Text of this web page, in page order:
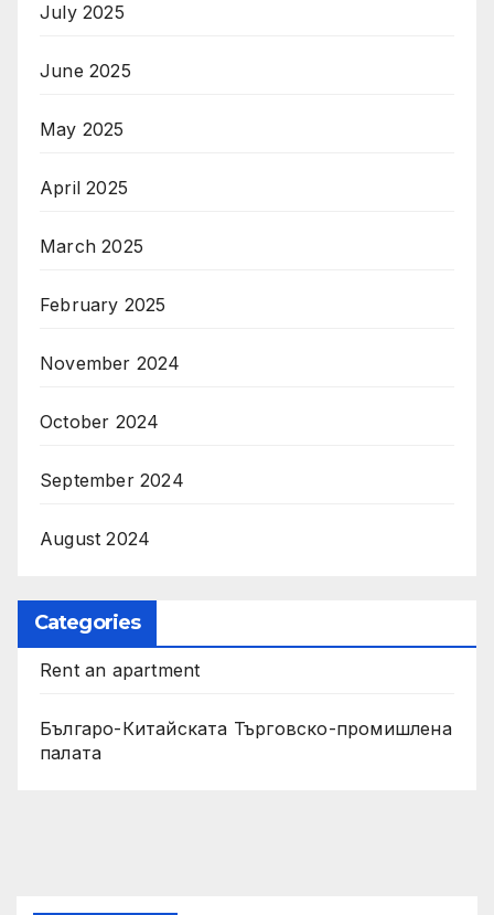
July 2025
June 2025
May 2025
April 2025
March 2025
February 2025
November 2024
October 2024
September 2024
August 2024
Categories
Rent an apartment
Българо-Китайската Търговско-промишлена
палата